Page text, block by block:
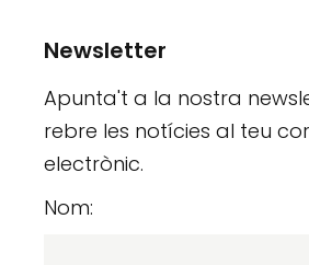
Newsletter
Apunta't a la nostra
rebre les notícies al teu
electrònic.
Nom: